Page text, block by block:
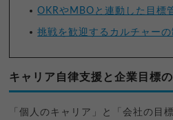
OKRやMBOと連動した目標
挑戦を歓迎するカルチャー
キャリア自律支援と企業目標
「個人のキャリア」と「会社の目